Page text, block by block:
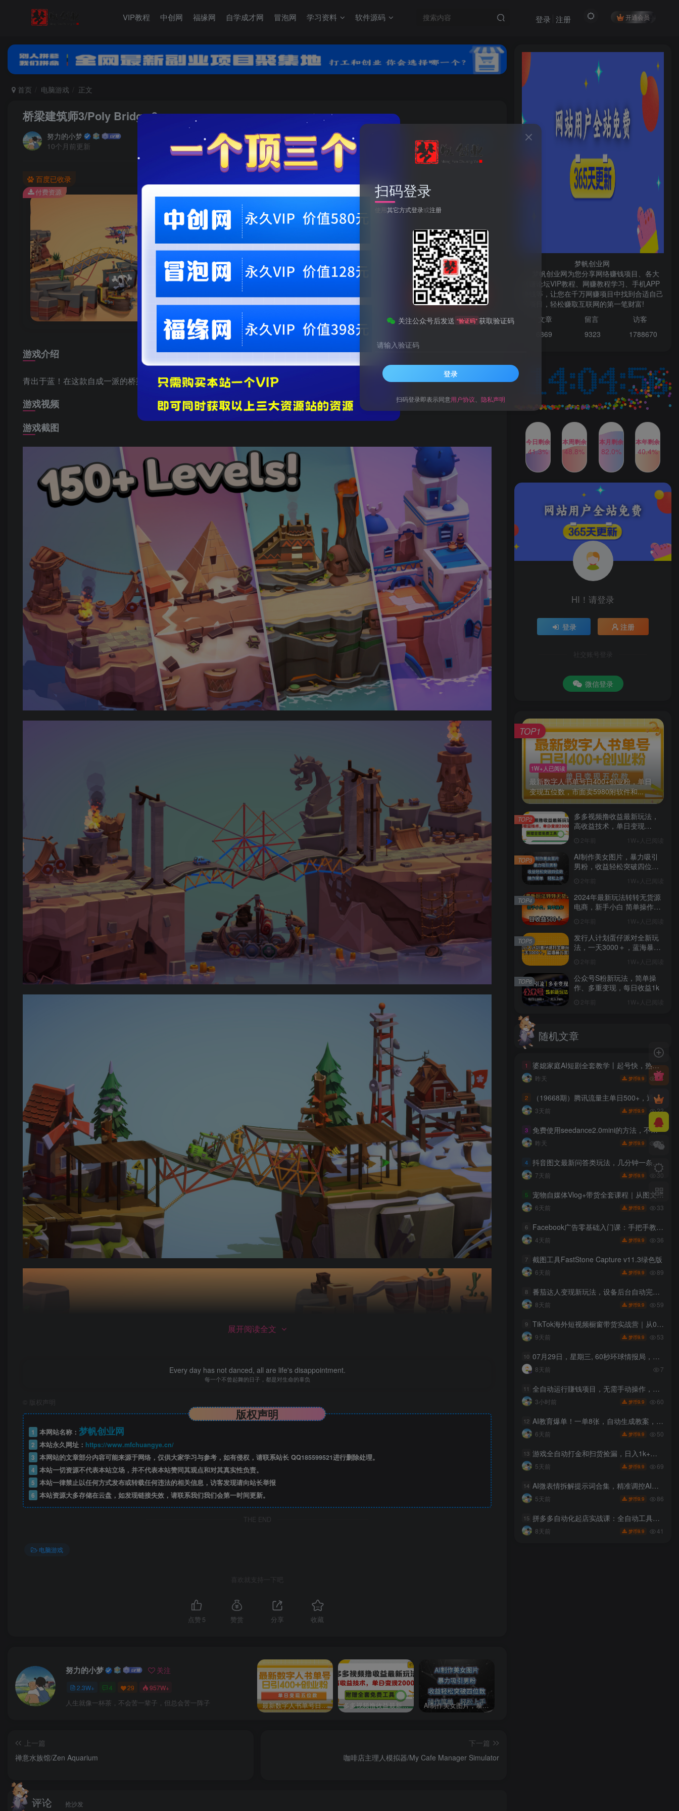
VIP教程 中创网 福缘网 自学成才网 冒泡网 学习资料 软件源码 开通会员
登录 注册
首页 电脑游戏 正文
桥梁建筑师3/Poly Bridge 3
努力的小梦
10个月前更新
关注
0 45 5
百度已收录
桥梁建筑师3/Poly Bridge 3
此内容为付费资源，请付费后查看
梦币9.9
梦币1
钻石会员 免费
立即购买
您当前未登录！建议登陆后购买，可保存购买订单。微信支付联系微信：chen185599521
付费资源
游戏介绍
青出于蓝！在这款自成一派的桥梁工程和解谜游戏杰作中，重新发掘你的工程创造力。
游戏视频
游戏截图
版本介绍
展开阅读全文
Every day has not danced, all are life's disappointment.
每一个不曾起舞的日子，都是对生命的辜负
版权声明
版权声明
1 本网站名称： 梦帆创业网
2 本站永久网址： https://www.mfchuangye.cn/
3 本网站的文章部分内容可能来源于网络，仅供大家学习与参考，如有侵权，请联系站长 QQ185599521进行删除处理。
4 本站一切资源不代表本站立场，并不代表本站赞同其观点和对其真实性负责。
5 本站一律禁止以任何方式发布或转载任何违法的相关信息，访客发现请向站长举报
6 本站资源大多存储在云盘，如发现链接失效，请联系我们我们会第一时间更新。
THE END
电脑游戏
喜欢就支持一下吧
点赞 5 赞赏 分享 收藏
努力的小梦 关注
2.3W+ 4 29 957W+
人生就像一杯茶，不会苦一辈子，但总会苦一阵子 最新数字人书单号日400+创业粉，单日变现五位数，市面卖5980附软件和详… 多多视频撸收益最新玩法，高收益技术，单日变现2000+，附赠全套技术资料 AI制作美女图片，暴力吸引男粉，收益轻松突破四位数，操作简单 上手难度低
上一篇
禅意水族馆/Zen Aquarium
下一篇
咖啡店主理人模拟器/My Cafe Manager Simulator
评论 抢沙发
HI！请登录
登录
1W+人已阅读
多多视频撸收益最新玩法，
高收益技术，单日变现
2000+，附赠全套技术资料
2年前 1W+人已阅读
AI制作美女图片，暴力吸引
男粉，收益轻松突破四位
数，操作简单 上手难度低
2年前 1W+人已阅读
TOP3
2024年最新玩法转转无货源
电商，新手小白 简单操作，
长期稳定 日收入500＋
2年前 1W+人已阅读
TOP4
发行人计划蛋仔派对全新玩
法，一天3000＋，蓝海暴力
变现2年前
公众号S粉新玩法，简单操
作、多重变现，每日收益1k
2年前
TOP6
梦帆创业网
梦帆创业网为您分享网络赚钱项目、各大
网赚论坛VIP教程、网赚教程学习、手机APP
赚钱等，让您在千万网赚项目中找到合适自己
的项目，轻松赚取互联网的第一笔财富!
文章 留言 访客
6869 9323 1788670
今日剩余
41.3%
本周剩余
48.8%
本月剩余
82.0%
本年剩余
40.4%
HI！请登录
登录 注册
社交账号登录
微信登录
1W+人已阅读
最新数字人书单号日400+创业粉，单日
变现五位数，市面卖5980附软件和...
TOP1
多多视频撸收益最新玩法，
高收益技术，单日变现
2年前 1W+人已阅读
TOP2
AI制作美女图片，暴力吸引
男粉，收益轻松突破四位
2年前 1W+人已阅读
TOP3
2024年最新玩法转转无货源
电商，新手小白 简单操作，
2年前 1W+人已阅读
TOP4
发行人计划蛋仔派对全新玩
法，一天3000＋，蓝海暴力
2年前 1W+人已阅读
TOP5
公众号S粉新玩法，简单操
作、多重变现，每日收益1k
2年前 1W+人已阅读
TOP6
随机文章
1 婆媳家庭AI短剧全套教学丨起号快，热门吸引女性粉丝，商单广告、橱窗带货、收徒裂变、伙伴分成等
昨天 梦币9.9 64
2 （19668期）腾讯流量主单日500+，通过搭建实用工具类小程序，达到稳定躺赚腾讯广告收益
3天前 梦币9.9 22
3 免费使用seedance2.0mini的方法，不能真人，可以无限10秒视频，9图+3音频参考
昨天 梦币9.9 20
4 抖音图文最新问答类玩法，几分钟一条纯原创，可以撸伙伴计划，爆一条收益200+
7天前 梦币9.9 30
5 宠物自媒体Vlog+带货全套课程｜从图文生成、剪辑成片到带货变现一站式教学
6天前 梦币9.9 33
6 Facebook广告零基础入门课：手把手教学账号开户搭建，吃透广告架构与数据分析调整
4天前 梦币9.9 36
7 截图工具FastStone Capture v11.3绿色版
6天前 梦币9.9 89
8 番茄达人变现新玩法，设备后台自动完成阅读任务获取时长收益，全自动运行 每日300+
8天前 梦币9.9 59
9 TikTok海外短视频橱窗带货实战营｜从0搭建海外账号，算法运营+爆款内容+自然流量变现全流程
9天前 梦币9.9 53
10 07月29日，星期三, 60秒环球情报局，天天带你吃瓜看世界！
8天前 7
11 全自动运行賺钱项目，无需手动操作，稳定运行长期可做，新手副业首选【揭秘】
3小时前 梦币9.9 60
12 AI教育爆单！一单8张，自动生成教案，全程派单，小白照赚
6天前 梦币9.9 50
13 游戏全自动打金和扫货捡漏，日入1k+，当天见收益，长期可做！【揭秘】
5天前 梦币9.9 69
14 AI微表情拆解提示词合集，精准调控AI角色表情，可直接复用，0基础也能调出影视级表情变化
5天前 梦币9.9 86
15 拼多多自动化起店实战课：全自动工具实操演示，软件批量运营提升店铺投产
8天前 梦币9.9 41
扫码登录
使用其它方式登录或注册
关注公众号后发送 “验证码” 获取验证码
请输入验证码
登录
扫码登录即表示同意用户协议 隐私声明